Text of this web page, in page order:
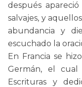
después
salvajes, y
abundancia y
escuchado la
En Francia se
Germán, el cual
Escrituras y